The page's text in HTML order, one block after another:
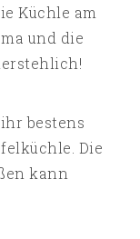
Küchle am
und die
bestens
Die
kann